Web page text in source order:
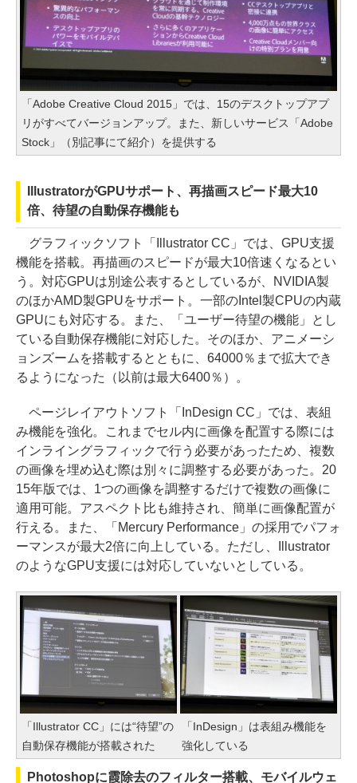
「Adobe Creative Cloud 2015」では、15のデスクトップアプ
リがすべてバージョンアップ。また、新しいサービス「Adobe
Stock」（別記事にて紹介）を提供する
IllustratorがGPUサポート、再描画スピード最大10
倍、待望の自動保存機能も
グラフィックソフト「Illustrator CC」では、GPU支援
機能を搭載。再描画のスピードが最大10倍速くなるとい
う。対応GPUは別途公表するとしているが、NVIDIA製
のほかAMD製GPUをサポート。一部のIntel製CPUの内蔵
GPUにも対応する。また、「ユーザー待望の機能」とし
ている自動保存機能に対応した。そのほか、アニメーシ
ョンズームを搭載するとともに、64000％まで拡大でき
るようになった（以前は最大6400％）。
ページレイアウトソフト「InDesign CC」では、表組
み機能を強化。これまでセル内に画像を配置する際には
インライングラフィックで行う必要があったため、複数
の画像を埋め込む際は別々に調整する必要があった。20
15年版では、1つの画像を調整するだけで複数の画像に
適用可能。アスペクト比も維持され、簡単に画像配置が
行える。また、「Mercury Performance」の採用でパフォ
ーマンスが最大2倍に向上している。ただし、Illustrator
のようなGPU支援には対応していないとしている。
「Illustrator CC」には“待望”の
自動保存機能が搭載された
「InDesign」は表組み機能を
強化している
Photoshopに霞除去のフィルター搭載、モバイルウェ